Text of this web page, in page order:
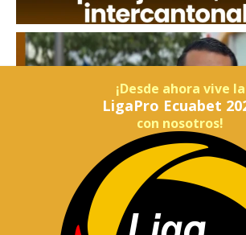
¡Desde ahora vive la
LigaPro Ecuabet
con nosotros!